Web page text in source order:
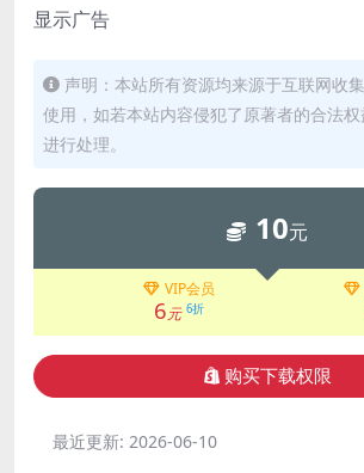
显示广告
声明：本站所有资源均来源于互联网收
使用，如若本站内容侵犯了原著者的合法
进行处理。
10元
VIP会员
6元 6折
购买下载权限
最近更新: 2026-06-10